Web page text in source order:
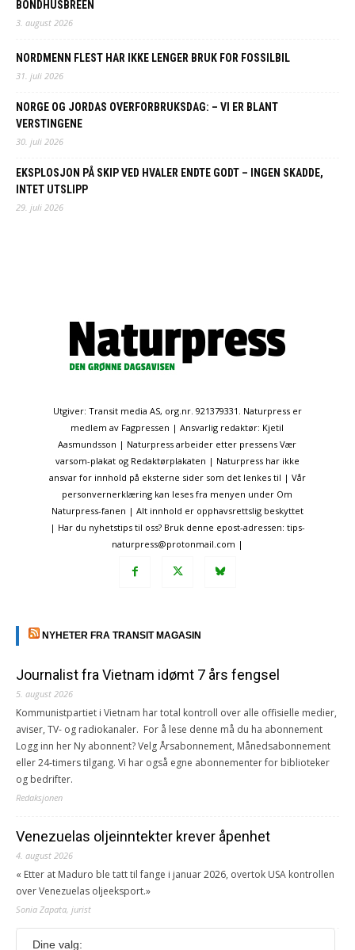
BONDHUSBREEN
3. august 2026
NORDMENN FLEST HAR IKKE LENGER BRUK FOR FOSSILBIL
31. juli 2026
NORGE OG JORDAS OVERFORBRUKSDAG: – VI ER BLANT
VERSTINGENE
30. juli 2026
EKSPLOSJON PÅ SKIP VED HVALER ENDTE GODT – INGEN SKADDE,
INTET UTSLIPP
29. juli 2026
Utgiver: Transit media AS, org.nr. 921379331. Naturpress er
medlem av Fagpressen | Ansvarlig redaktør: Kjetil
Aasmundsson | Naturpress arbeider etter pressens Vær
varsom-plakat og Redaktørplakaten | Naturpress har ikke
ansvar for innhold på eksterne sider som det lenkes til | Vår
personvernerklæring kan leses fra menyen under Om
Naturpress-fanen | Alt innhold er opphavsrettslig beskyttet
| Har du nyhetstips til oss? Bruk denne epost-adressen: tips-
naturpress@protonmail.com |
NYHETER FRA TRANSIT MAGASIN
Journalist fra Vietnam idømt 7 års fengsel
5. august 2026
Kommunistpartiet i Vietnam har total kontroll over alle offisielle medier,
aviser, TV- og radiokanaler. For å lese denne må du ha abonnement
Logg inn her Ny abonnent? Velg Årsabonnement, Månedsabonnement
eller 24-timers tilgang. Vi har også egne abonnementer for biblioteker
og bedrifter.
Redaksjonen
Venezuelas oljeinntekter krever åpenhet
4. august 2026
« Etter at Maduro ble tatt til fange i januar 2026, overtok USA kontrollen
over Venezuelas oljeeksport.»
Sonia Zapata, jurist
Dine valg: